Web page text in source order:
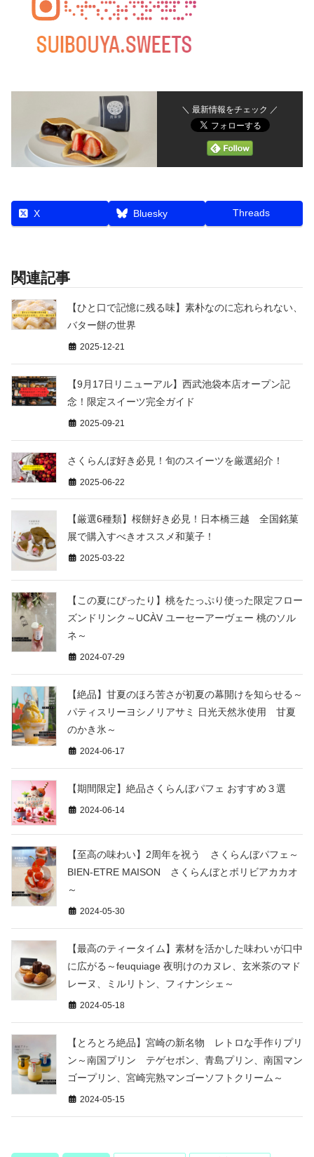
＼ 最新情報をチェック ／
X Bluesky Threads
関連記事
【ひと口で記憶に残る味】素朴なのに忘れられない、
バター餅の世界
2025-12-21
【9月17日リニューアル】西武池袋本店オープン記
念！限定スイーツ完全ガイド
2025-09-21
さくらんぼ好き必見！旬のスイーツを厳選紹介！
2025-06-22
【厳選6種類】桜餅好き必見！日本橋三越 全国銘菓
展で購入すべきオススメ和菓子！
2025-03-22
【この夏にぴったり】桃をたっぷり使った限定フロー
ズンドリンク～UCÀV ユーセーアーヴェー 桃のソル
ネ～
2024-07-29
【絶品】甘夏のほろ苦さが初夏の幕開けを知らせる～
パティスリーヨシノリアサミ 日光天然氷使用 甘夏
のかき氷～
2024-06-17
【期間限定】絶品さくらんぼパフェ おすすめ３選
2024-06-14
【至高の味わい】2周年を祝う さくらんぼパフェ～
BIEN-ETRE MAISON さくらんぼとボリビアカカオ
～
2024-05-30
【最高のティータイム】素材を活かした味わいが口中
に広がる～feuquiage 夜明けのカヌレ、玄米茶のマド
レーヌ、ミルリトン、フィナンシェ～
2024-05-18
【とろとろ絶品】宮崎の新名物 レトロな手作りプリ
ン～南国プリン テゲセボン、青島プリン、南国マン
ゴープリン、宮崎完熟マンゴーソフトクリーム～
2024-05-15